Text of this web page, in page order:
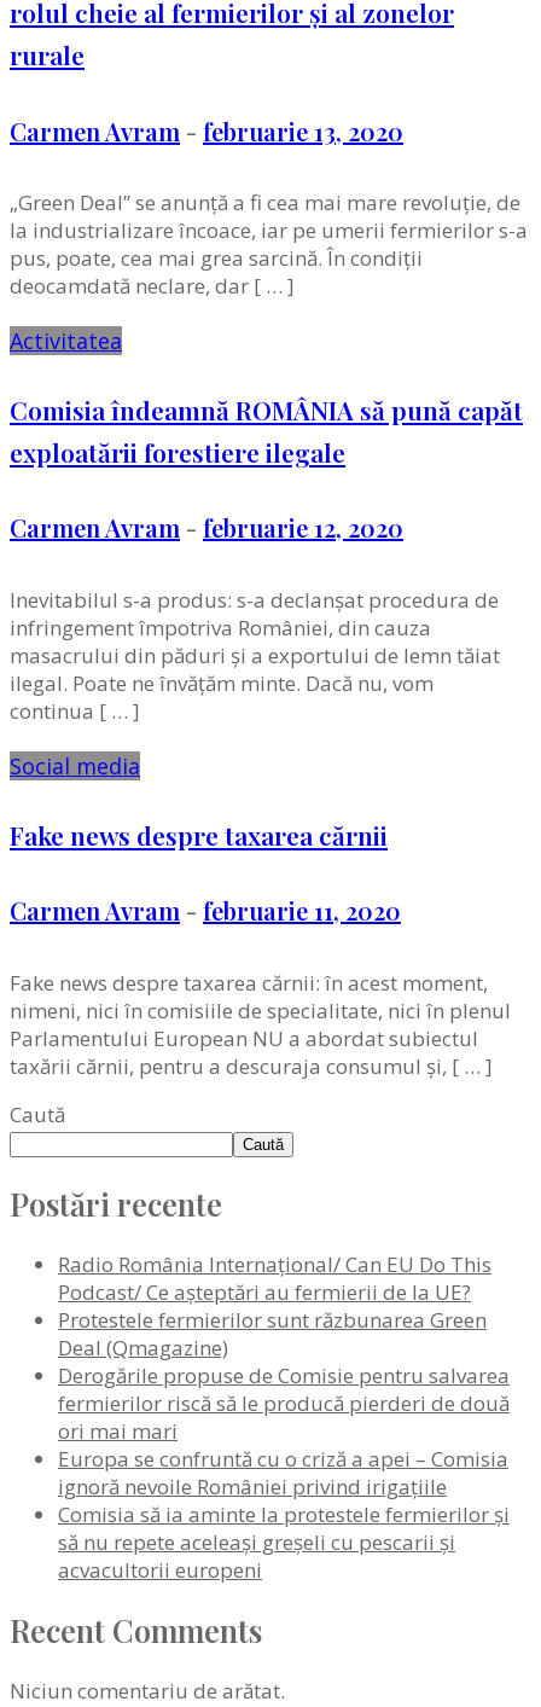
rolul cheie al fermierilor și al zonelor
rurale
Carmen Avram - februarie 13, 2020
„Green Deal” se anunță a fi cea mai mare revoluție, de
la industrializare încoace, iar pe umerii fermierilor s-a
pus, poate, cea mai grea sarcină. În condiții
deocamdată neclare, dar [ … ]
Activitatea
Comisia îndeamnă ROMÂNIA să pună capăt
exploatării forestiere ilegale
Carmen Avram - februarie 12, 2020
Inevitabilul s-a produs: s-a declanşat procedura de
infringement împotriva României, din cauza
masacrului din păduri şi a exportului de lemn tăiat
ilegal. Poate ne învățăm minte. Dacă nu, vom
continua [ … ]
Social media
Fake news despre taxarea cărnii
Carmen Avram - februarie 11, 2020
Fake news despre taxarea cărnii: în acest moment,
nimeni, nici în comisiile de specialitate, nici în plenul
Parlamentului European NU a abordat subiectul
taxării cărnii, pentru a descuraja consumul şi, [ … ]
Caută
Caută
Postări recente
Radio România Internaţional/ Can EU Do This
Podcast/ Ce așteptări au fermierii de la UE?
Protestele fermierilor sunt răzbunarea Green
Deal (Qmagazine)
Derogările propuse de Comisie pentru salvarea
fermierilor riscă să le producă pierderi de două
ori mai mari
Europa se confruntă cu o criză a apei – Comisia
ignoră nevoile României privind irigațiile
Comisia să ia aminte la protestele fermierilor și
să nu repete aceleași greșeli cu pescarii și
acvacultorii europeni
Recent Comments
Niciun comentariu de arătat.